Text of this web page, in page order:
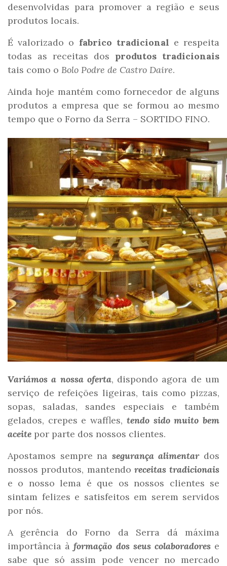
desenvolvidas para promover a região e seus
produtos locais.
É valorizado o fabrico tradicional e respeita
todas as receitas dos produtos tradicionais
tais como o Bolo Podre de Castro Daire.
Ainda hoje mantém como fornecedor de alguns
produtos a empresa que se formou ao mesmo
tempo que o Forno da Serra – SORTIDO FINO.
Variámos a nossa oferta, dispondo agora de um
serviço de refeições ligeiras, tais como pizzas,
sopas, saladas, sandes especiais e também
gelados, crepes e waffles, tendo sido muito bem
aceite por parte dos nossos clientes.
Apostamos sempre na segurança alimentardos
nossos produtos, mantendo receitas tradicionais
e o nosso lema é que os nossos clientes se
sintam felizes e satisfeitos em serem servidos
por nós.
A gerência do Forno da Serra dá máxima
importância àformação dos seus colaboradorese
sabe que só assim pode vencer no mercado